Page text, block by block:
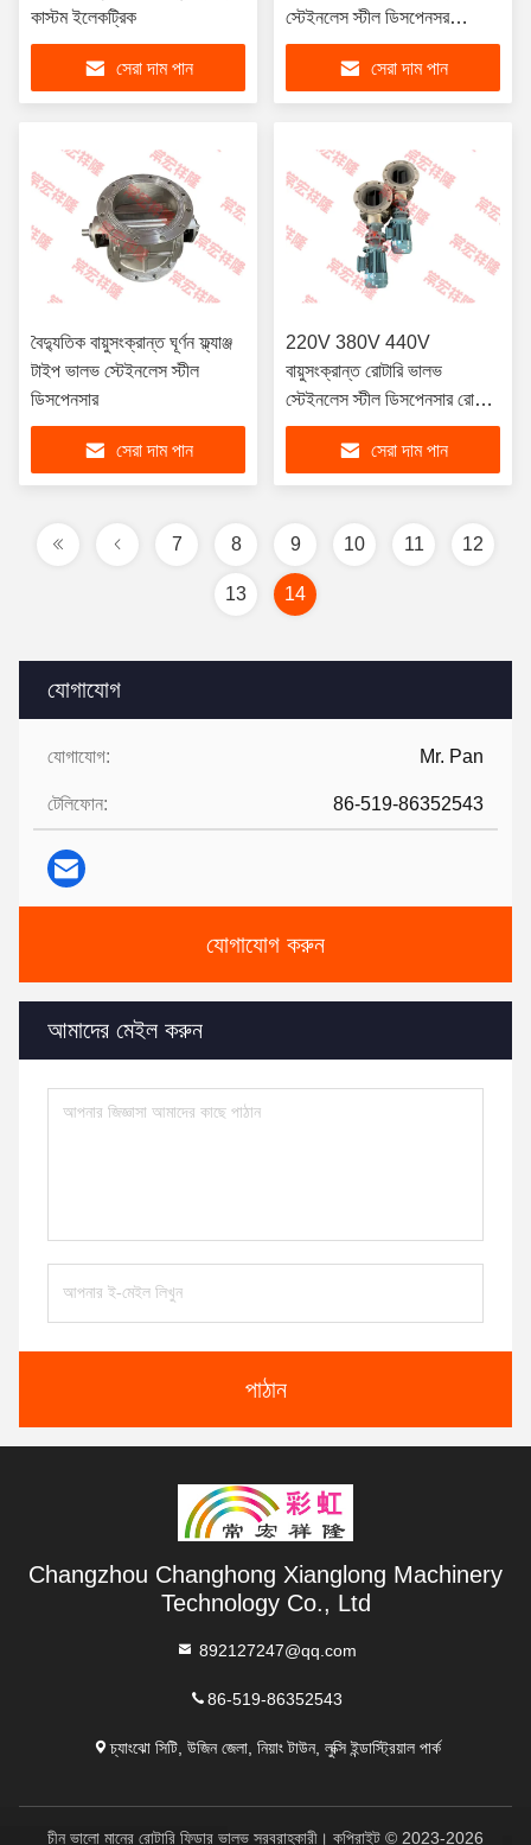
যোগাযোগ
যোগাযোগ: Mr. Pan
টেলিফোন: 86-519-86352543
যোগাযোগ করুন
আমাদের মেইল ​​করুন
পাঠান
কাস্টম ইলেকট্রিক
সেরা দাম পান
স্টেইনলেস স্টীল ডিসপেনসর
ঘূর্ণনশীল ভালভ বায়ুসংক্রান্ত
সেরা দাম পান
বৈদ্যুতিক বায়ুসংক্রান্ত ঘূর্ণন ফ্ল্যাঞ্জ
টাইপ ভালভ স্টেইনলেস স্টীল
ডিসপেনসার
সেরা দাম পান
220V 380V 440V
বায়ুসংক্রান্ত রোটারি ভালভ
স্টেইনলেস স্টীল ডিসপেনসার রোটারি
কাস্টম ইলেকট্রিক
সেরা দাম পান
7 8 9 10 11 12
13 14
Changzhou Changhong Xianglong Machinery
Technology Co., Ltd
892127247@qq.com
86-519-86352543
চ্যাংঝো সিটি, উজিন জেলা, নিয়াং টাউন, লুক্সি ইন্ডাস্ট্রিয়াল পার্ক
চীন ভালো মানের রোটারি ফিডার ভালভ সরবরাহকারী। কপিরাইট © 2023-2026